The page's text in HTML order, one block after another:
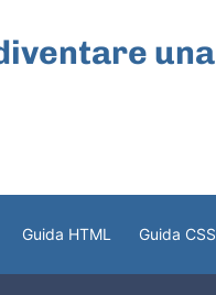
una
Guida HTML Guida CSS